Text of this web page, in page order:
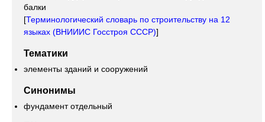
балки
[Терминологический словарь по строительству на 12
языках (ВНИИИС Госстроя СССР)]
Тематики
элементы зданий и сооружений
Синонимы
фундамент отдельный